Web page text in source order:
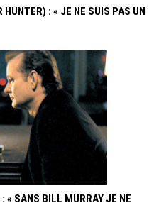
: « JE NE SUIS PAS UN
« SANS BILL MURRAY JE NE